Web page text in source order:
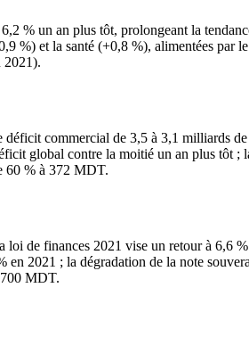
% un an plus tôt, prolongeant la
%) et la santé (+0,8 %), alimentées par
2021).
commercial de 3,5 à 3,1 milliards
global contre la moitié un an plus tôt
60 % à 372 MDT.
de finances 2021 vise un retour à 6,6
2021 ; la dégradation de la note
MDT.